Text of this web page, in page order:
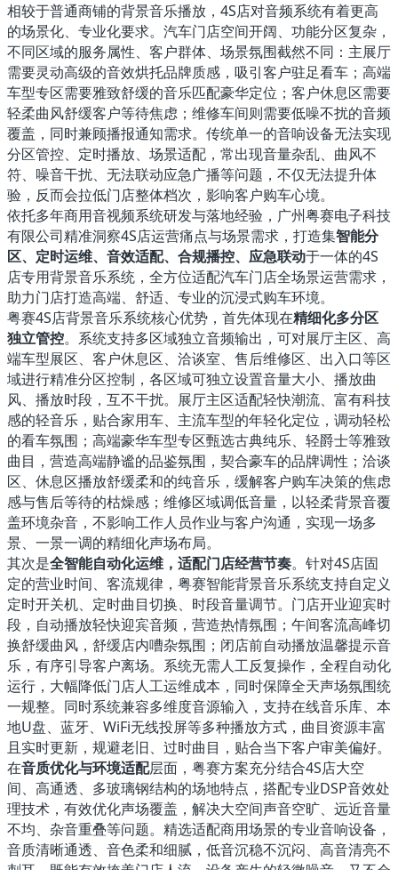
相较于普通商铺的背景音乐播放，4S店对音频系统有着更高
的场景化、专业化要求。汽车门店空间开阔、功能分区复杂，
不同区域的服务属性、客户群体、场景氛围截然不同：主展厅
需要灵动高级的音效烘托品牌质感，吸引客户驻足看车；高端
车型专区需要雅致舒缓的音乐匹配豪华定位；客户休息区需要
轻柔曲风舒缓客户等待焦虑；维修车间则需要低噪不扰的音频
覆盖，同时兼顾播报通知需求。传统单一的音响设备无法实现
分区管控、定时播放、场景适配，常出现音量杂乱、曲风不
符、噪音干扰、无法联动应急广播等问题，不仅无法提升体
验，反而会拉低门店整体档次，影响客户购车心境。
依托多年商用音视频系统研发与落地经验，广州粤赛电子科技
有限公司精准洞察4S店运营痛点与场景需求，打造集智能分
区、定时运维、音效适配、合规播控、应急联动于一体的4S
店专用背景音乐系统，全方位适配汽车门店全场景运营需求，
助力门店打造高端、舒适、专业的沉浸式购车环境。
粤赛4S店背景音乐系统核心优势，首先体现在精细化多分区
独立管控。系统支持多区域独立音频输出，可对展厅主区、高
端车型展区、客户休息区、洽谈室、售后维修区、出入口等区
域进行精准分区控制，各区域可独立设置音量大小、播放曲
风、播放时段，互不干扰。展厅主区适配轻快潮流、富有科技
感的轻音乐，贴合家用车、主流车型的年轻化定位，调动轻松
的看车氛围；高端豪华车型专区甄选古典纯乐、轻爵士等雅致
曲目，营造高端静谧的品鉴氛围，契合豪车的品牌调性；洽谈
区、休息区播放舒缓柔和的纯音乐，缓解客户购车决策的焦虑
感与售后等待的枯燥感；维修区域调低音量，以轻柔背景音覆
盖环境杂音，不影响工作人员作业与客户沟通，实现一场多
景、一景一调的精细化声场布局。
其次是全智能自动化运维，适配门店经营节奏。针对4S店固
定的营业时间、客流规律，粤赛智能背景音乐系统支持自定义
定时开关机、定时曲目切换、时段音量调节。门店开业迎宾时
段，自动播放轻快迎宾音频，营造热情氛围；午间客流高峰切
换舒缓曲风，舒缓店内嘈杂氛围；闭店前自动播放温馨提示音
乐，有序引导客户离场。系统无需人工反复操作，全程自动化
运行，大幅降低门店人工运维成本，同时保障全天声场氛围统
一规整。同时系统兼容多维度音源输入，支持在线音乐库、本
地U盘、蓝牙、WiFi无线投屏等多种播放方式，曲目资源丰富
且实时更新，规避老旧、过时曲目，贴合当下客户审美偏好。
在音质优化与环境适配层面，粤赛方案充分结合4S店大空
间、高通透、多玻璃钢结构的场地特点，搭配专业DSP音效处
理技术，有效优化声场覆盖，解决大空间声音空旷、远近音量
不均、杂音重叠等问题。精选适配商用场景的专业音响设备，
音质清晰通透、音色柔和细腻，低音沉稳不沉闷、高音清亮不